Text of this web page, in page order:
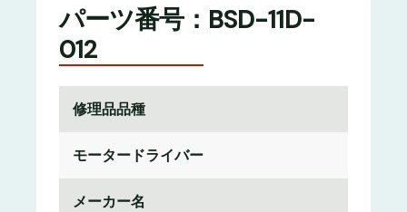
パーツ番号：BSD-11D-
012
修理品品種
モータードライバー
メーカー名